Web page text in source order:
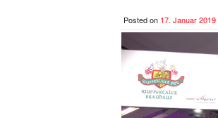
Posted on 17. Januar 2019